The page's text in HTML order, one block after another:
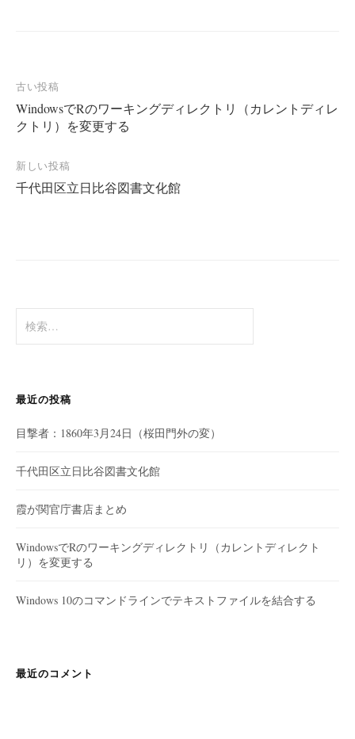
投
稿
ナ
ビ
ゲ
古い投稿
WindowsでRのワーキングディレクトリ（カレントディレ
クトリ）を変更する
新しい投稿
千代田区立日比谷図書文化館
索:
最近の投稿
目撃者：1860年3月24日（桜田門外の変）
千代田区立日比谷図書文化館
霞が関官庁書店まとめ
WindowsでRのワーキングディレクトリ（カレントディレクト
リ）を変更する
Windows 10のコマンドラインでテキストファイルを結合する
最近のコメント